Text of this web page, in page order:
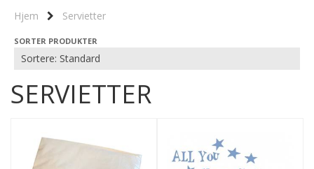
Hjem Servietter
SORTER PRODUKTER
SERVIETTER